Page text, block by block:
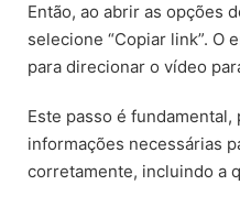
Então, ao abrir as opções
selecione “Copiar link”. O
para direcionar o vídeo
Este passo é
informações necessárias
corretamente, incluindo a